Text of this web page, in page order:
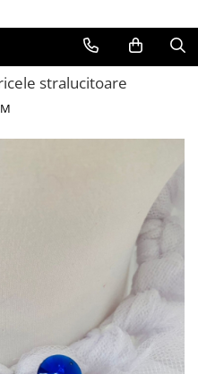
stralucitoare